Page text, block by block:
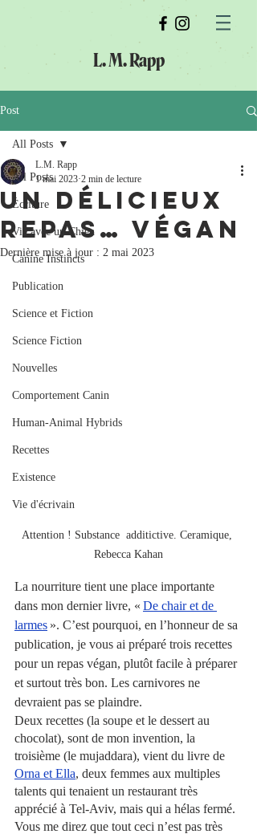
L. M. Rapp
Post
All Posts
Écriture
Vie avec un Chien
Canine Instincts
Publication
Science et Fiction
Science Fiction
Nouvelles
Comportement Canin
Human-Animal Hybrids
Recettes
Existence
Vie d'écrivain
All Posts
Un délicieux
repas… végan
L.M. Rapp
1 mai 2023 2 min de lecture
Dernière mise à jour : 2 mai 2023
Attention ! Substance  additictive. Ceramique,
Rebecca Kahan
La nourriture tient une place importante
dans mon dernier livre, « De chair et de
larmes ». C’est pourquoi, en l’honneur de sa
publication, je vous ai préparé trois recettes
pour un repas végan, plutôt facile à préparer
et surtout très bon. Les carnivores ne
devraient pas se plaindre.
Deux recettes (la soupe et le dessert au
chocolat), sont de mon invention, la
troisième (le mujaddara), vient du livre de
Orna et Ella, deux femmes aux multiples
talents qui tenaient un restaurant très
apprécié à Tel-Aviv, mais qui a hélas fermé.
Vous me direz que tout ceci n’est pas très